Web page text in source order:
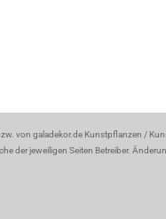
von galadekor.de Kunstpflanzen /
der jeweiligen Seiten Betreiber.